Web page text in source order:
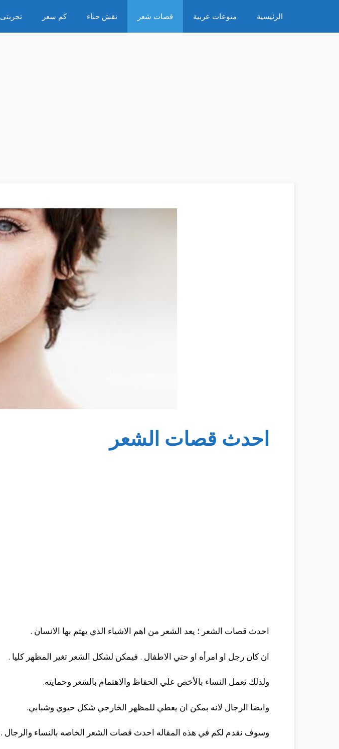
المحتوى
الرئيسية منوعات عربية قصات شعر نقش حناء كم سعر تجربتى
احدث قصات الشعر
احدث قصات الشعر ؛ يعد الشعر من اهم الاشياء الذي يهتم بها الانسان .
ان كان رجل او امرأه او حتي الاطفال . فيمكن لشكل الشعر تغير المظهر كليا .
ولذلك تعمل النساء بالأخص علي الحفاظ والاهتمام بالشعر وحمايته.
وايضا الرجال لانه بمكن ان يعطي للمظهر الخارجي شكل حيوي وشبابي.
وسوف نقدم لكم في هذه المقاله احدث قصات الشعر الخاصه بالنساء والرجال .